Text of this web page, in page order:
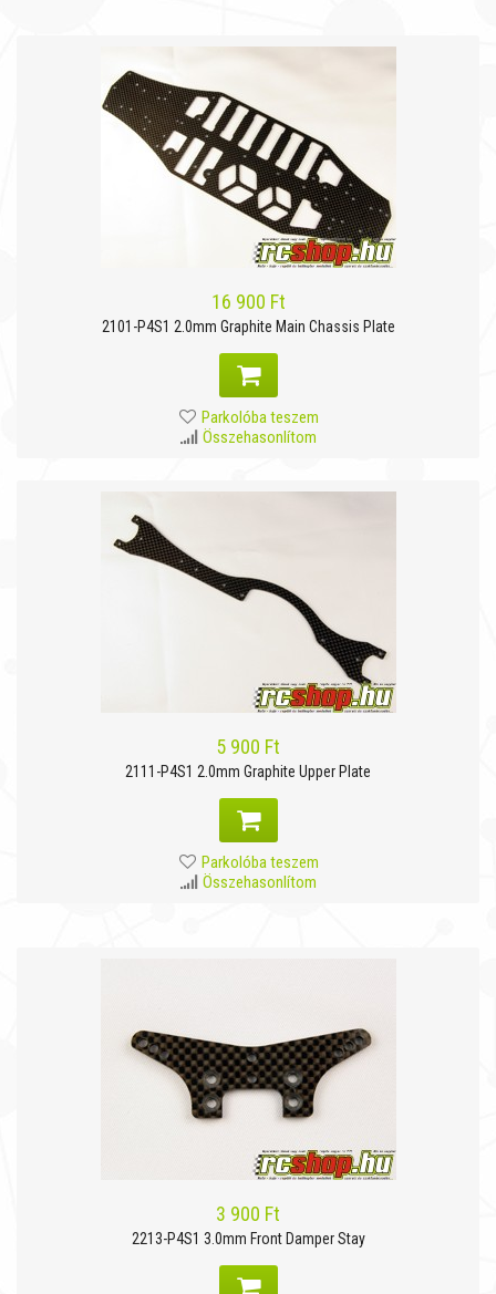
16 900 Ft
2101-P4S1 2.0mm Graphite Main Chassis Plate
Parkolóba teszem
Összehasonlítom
5 900 Ft
2111-P4S1 2.0mm Graphite Upper Plate
Parkolóba teszem
Összehasonlítom
3 900 Ft
2213-P4S1 3.0mm Front Damper Stay